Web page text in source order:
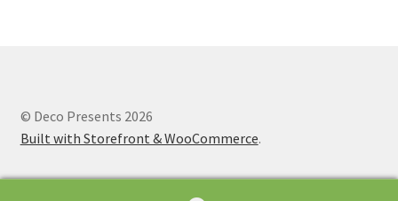
© Deco Presents 2026
Built with Storefront & WooCommerce.